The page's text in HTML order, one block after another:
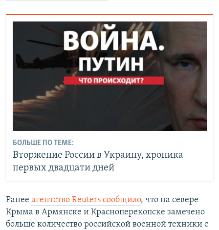
БОЛЬШЕ ПО ТЕМЕ:
Вторжение России в Украину, хроника
первых двадцати дней
Ранее агентство Reuters сообщило, что на севере
Крыма в Армянске и Красноперекопске замечено
больше количество российской военной техники с